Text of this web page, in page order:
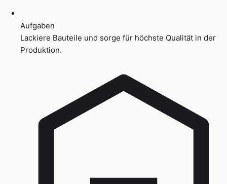
Aufgaben
Lackiere Bauteile und sorge für höchste Qualität in der
Produktion.